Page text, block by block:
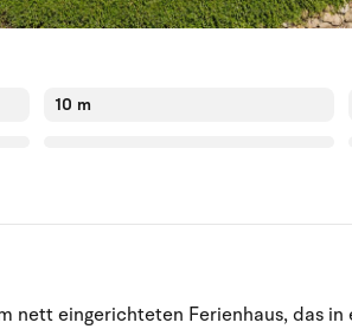
10 m
nett eingerichteten Ferienhaus, das in